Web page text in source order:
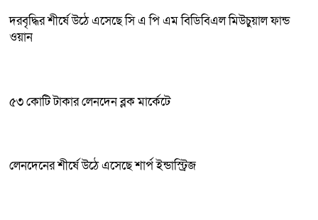
দরবৃদ্ধির শীর্ষে উঠে এসেছে সি এ পি এম বিডিবিএল মিউচুয়াল ফান্ড
ওয়ান
৫৩ কোটি টাকার লেনদেন ব্লক মার্কেটে
লেনদেনের শীর্ষে উঠে এসেছে শার্প ইন্ডাস্ট্রিজ